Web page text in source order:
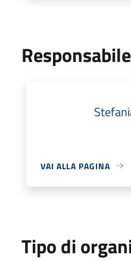
Responsabile
VAI ALLA PAGINA
Tipo di